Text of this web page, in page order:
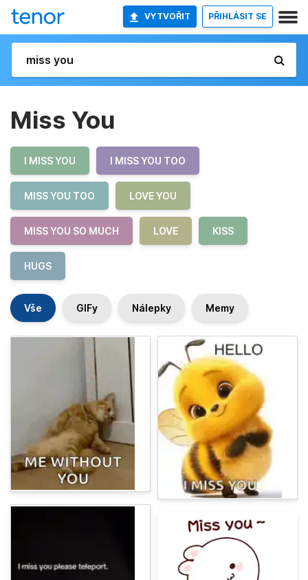
VYTVOŘIT PŘIHLÁSIT SE
Miss You
I MISS YOU I MISS YOU TOO
MISS YOU TOO LOVE YOU
MISS YOU SO MUCH LOVE KISS
HUGS
Vše GIFy Nálepky Memy